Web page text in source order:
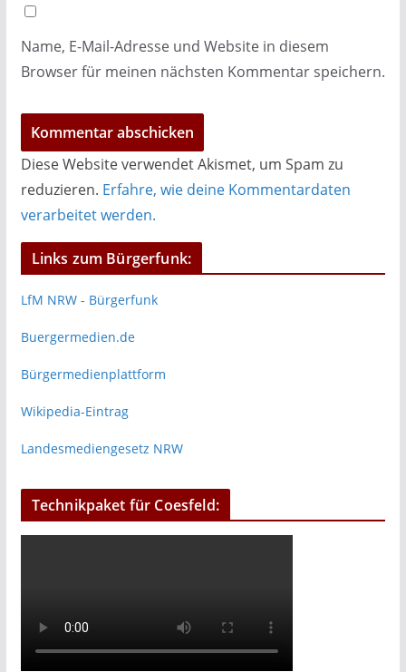
Name, E-Mail-Adresse und Website in diesem
Browser für meinen nächsten Kommentar speichern.
Diese Website verwendet Akismet, um Spam zu
reduzieren. Erfahre, wie deine Kommentardaten
verarbeitet werden.
Links zum Bürgerfunk:
LfM NRW - Bürgerfunk
Buergermedien.de
Bürgermedienplattform
Wikipedia-Eintrag
Landesmediengesetz NRW
Technikpaket für Coesfeld: